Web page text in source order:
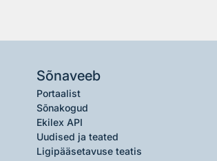
Sõnaveeb
Portaalist
Sõnakogud
Ekilex API
Uudised ja teated
Ligipääsetavuse teatis